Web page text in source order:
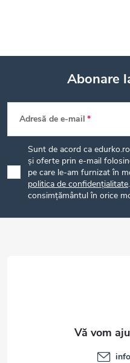
S
u
b
o
Abonare
Adresă de e-mail
Sunt de acord ca
și oferte prin e-mail
pe care le-am furnizat în
politica de confidențialitate
consimțământul în orice
info